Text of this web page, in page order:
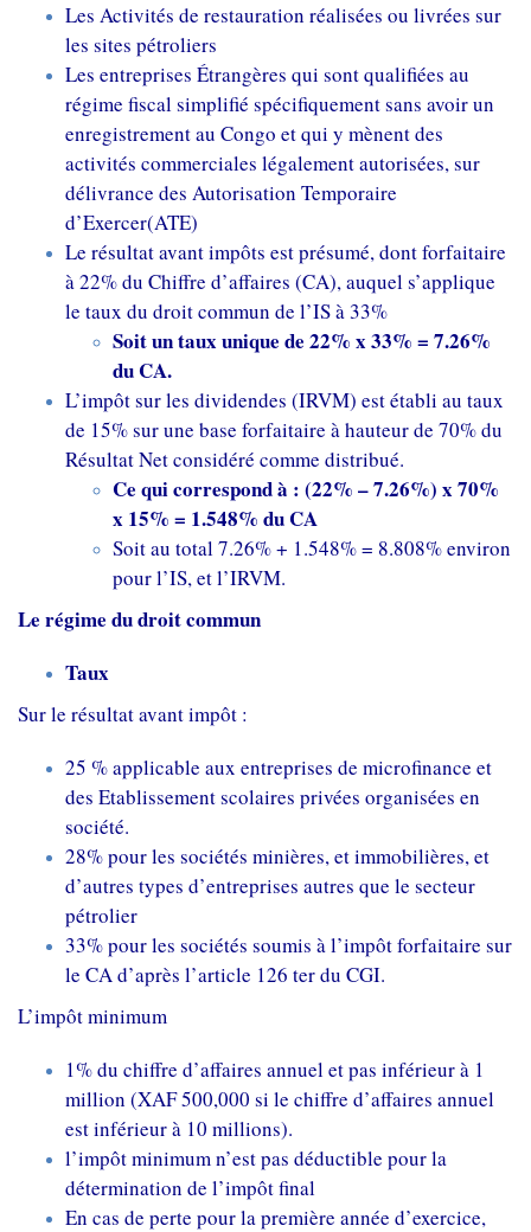
Les Activités de restauration réalisées ou livrées sur
les sites pétroliers
Les entreprises Étrangères qui sont qualifiées au
régime fiscal simplifié spécifiquement sans avoir un
enregistrement au Congo et qui y mènent des
activités commerciales légalement autorisées, sur
délivrance des Autorisation Temporaire
d’Exercer(ATE)
Le résultat avant impôts est présumé, dont forfaitaire
à 22% du Chiffre d’affaires (CA), auquel s’applique
le taux du droit commun de l’IS à 33%
Soit un taux unique de 22% x 33% = 7.26%
du CA.
L’impôt sur les dividendes (IRVM) est établi au taux
de 15% sur une base forfaitaire à hauteur de 70% du
Résultat Net considéré comme distribué.
Ce qui correspond à : (22% – 7.26%) x 70%
x 15% = 1.548% du CA
Soit au total 7.26% + 1.548% = 8.808% environ
pour l’IS, et l’IRVM.
Le régime du droit commun
Taux
Sur le résultat avant impôt :
25 % applicable aux entreprises de microfinance et
des Etablissement scolaires privées organisées en
société.
28% pour les sociétés minières, et immobilières, et
d’autres types d’entreprises autres que le secteur
pétrolier
33% pour les sociétés soumis à l’impôt forfaitaire sur
le CA d’après l’article 126 ter du CGI.
L’impôt minimum
1% du chiffre d’affaires annuel et pas inférieur à 1
million (XAF 500,000 si le chiffre d’affaires annuel
est inférieur à 10 millions).
l’impôt minimum n’est pas déductible pour la
détermination de l’impôt final
En cas de perte pour la première année d’exercice,